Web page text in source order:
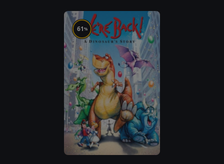
61%